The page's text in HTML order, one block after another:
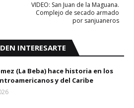
VIDEO: San Juan de la Maguana.
Complejo de secado armado
por sanjuaneros
INTERESARTE
(La Beba) hace historia en los
y del Caribe